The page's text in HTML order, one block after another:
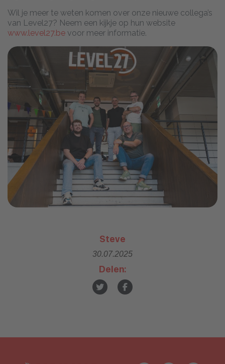
Wil je meer te weten komen over onze nieuwe collega’s
van Level27? Neem een kijkje op hun website
www.level27.be voor meer informatie.
Steve
30.07.2025
Delen: